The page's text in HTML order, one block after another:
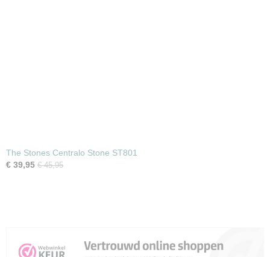
The Stones Centralo Stone ST801
€ 39,95 € 45,95